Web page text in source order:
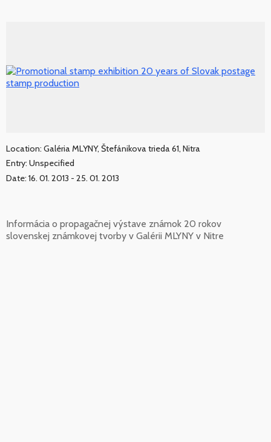
Location: Galéria MLYNY, Štefánikova trieda 61, Nitra
Entry: Unspecified
Date: 16. 01. 2013 - 25. 01. 2013
Informácia o propagačnej výstave známok 20 rokov
slovenskej známkovej tvorby v Galérii MLYNY v Nitre